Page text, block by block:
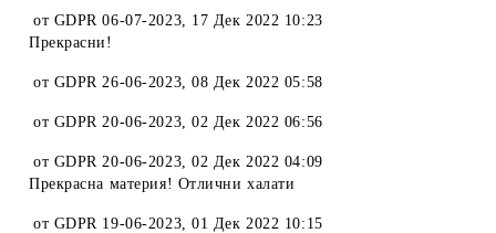
от GDPR 06-07-2023, 17 Дек 2022 10:23
Прекрасни!
от GDPR 26-06-2023,08 Дек 2022 05:58
от GDPR 20-06-2023,02 Дек 2022 06:56
от GDPR 20-06-2023,02 Дек 2022 04:09
Прекрасна материя! Отлични халати
от GDPR 19-06-2023,01 Дек 2022 10:15